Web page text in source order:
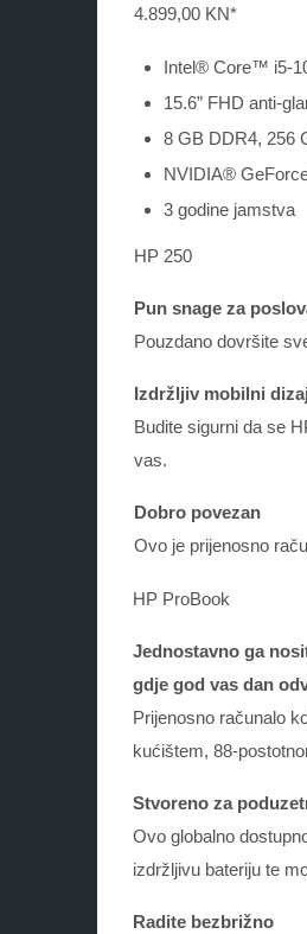
4.899,00 KN*
Intel® Core™ i5-
15.6” FHD anti-
8 GB DDR4, 256
NVIDIA®
3 godine jamstva
HP 250
Pun snage za
Pouzdano dovršite
Izdržljiv mobilni
Budite sigurni da se
vas.
Dobro povezan
Ovo je prijenosno
HP ProBook
Jednostavno ga
gdje god vas dan
Prijenosno računalo
kućištem, 88-
Stvoreno za
Ovo globalno
izdržljivu bateriju te
Radite bezbrižno